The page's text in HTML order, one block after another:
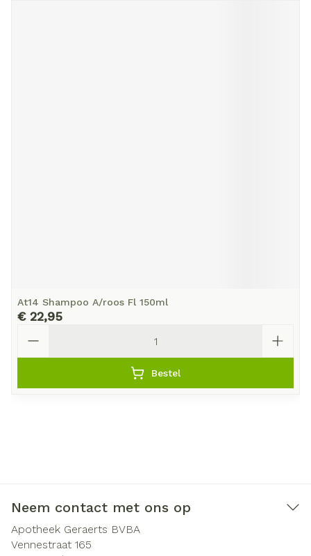
At14 Shampoo A/roos Fl 150ml
€ 22,95
Bestel
Neem contact met ons op
Apotheek Geraerts BVBA
Vennestraat 165